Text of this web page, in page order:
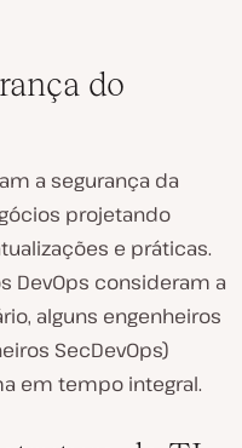
do
a segurança da
projetando
e práticas.
DevOps consideram a
alguns engenheiros
SecDevOps)
em tempo integral.